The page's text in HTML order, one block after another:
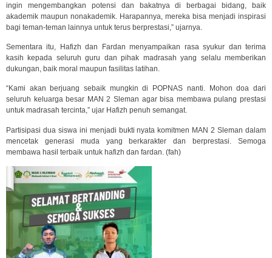
ingin mengembangkan potensi dan bakatnya di berbagai bidang, baik
akademik maupun nonakademik. Harapannya, mereka bisa menjadi inspirasi
bagi teman-teman lainnya untuk terus berprestasi,” ujarnya.
Sementara itu, Hafizh dan Fardan menyampaikan rasa syukur dan terima
kasih kepada seluruh guru dan pihak madrasah yang selalu memberikan
dukungan, baik moral maupun fasilitas latihan.
“Kami akan berjuang sebaik mungkin di POPNAS nanti. Mohon doa dari
seluruh keluarga besar MAN 2 Sleman agar bisa membawa pulang prestasi
untuk madrasah tercinta,” ujar Hafizh penuh semangat.
Partisipasi dua siswa ini menjadi bukti nyata komitmen MAN 2 Sleman dalam
mencetak generasi muda yang berkarakter dan berprestasi. Semoga
membawa hasil terbaik untuk hafizh dan fardan. (fah)